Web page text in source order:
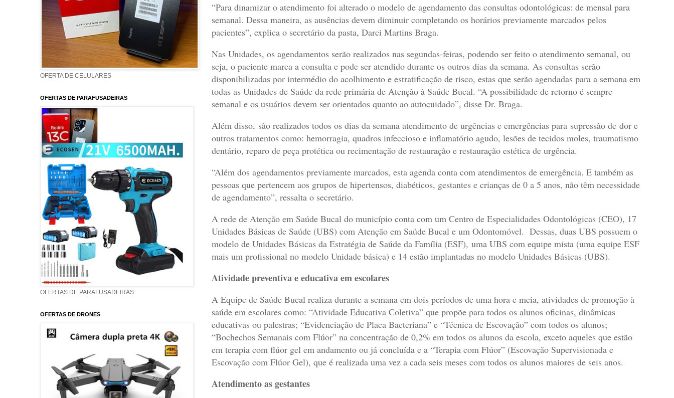
“Para dinamizar o atendimento foi alterado o modelo de agendamento das consultas odontológicas: de mensal para
semanal. Dessa maneira, as ausências devem diminuir completando os horários previamente marcados pelos
pacientes”, explica o secretário da pasta, Darci Martins Braga.
Nas Unidades, os agendamentos serão realizados nas segundas-feiras, podendo ser feito o atendimento semanal, ou
seja, o paciente marca a consulta e pode ser atendido durante os outros dias da semana. As consultas serão
disponibilizadas por intermédio do acolhimento e estratificação de risco, estas que serão agendadas para a semana em
todas as Unidades de Saúde da rede primária de Atenção à Saúde Bucal. “A possibilidade de retorno é sempre
semanal e os usuários devem ser orientados quanto ao autocuidado”, disse Dr. Braga.
Além disso, são realizados todos os dias da semana atendimento de urgências e emergências para supressão de dor e
outros tratamentos como: hemorragia, quadros infeccioso e inflamatório agudo, lesões de tecidos moles, traumatismo
dentário, reparo de peça protética ou recimentação de restauração e restauração estética de urgência.
“Além dos agendamentos previamente marcados, esta agenda conta com atendimentos de emergência. E também as
pessoas que pertencem aos grupos de hipertensos, diabéticos, gestantes e crianças de 0 a 5 anos, não têm necessidade
de agendamento”, ressalta o secretário.
A rede de Atenção em Saúde Bucal do município conta com um Centro de Especialidades Odontológicas (CEO), 17
Unidades Básicas de Saúde (UBS) com Atenção em Saúde Bucal e um Odontomóvel. Dessas, duas UBS possuem o
modelo de Unidades Básicas da Estratégia de Saúde da Família (ESF), uma UBS com equipe mista (uma equipe ESF
mais um profissional no modelo Unidade básica) e 14 estão implantadas no modelo Unidades Básicas (UBS).
Atividade preventiva e educativa em escolares
A Equipe de Saúde Bucal realiza durante a semana em dois períodos de uma hora e meia, atividades de promoção à
saúde em escolares como: “Atividade Educativa Coletiva” que propõe para todos os alunos oficinas, dinâmicas
educativas ou palestras; “Evidenciação de Placa Bacteriana” e “Técnica de Escovação” com todos os alunos;
“Bochechos Semanais com Flúor” na concentração de 0,2% em todos os alunos da escola, exceto aqueles que estão
em terapia com flúor gel em andamento ou já concluída e a “Terapia com Flúor” (Escovação Supervisionada e
Escovação com Flúor Gel), que é realizada uma vez a cada seis meses com todos os alunos maiores de seis anos.
Atendimento as gestantes
OFERTA DE CELULARES
OFERTAS DE PARAFUSADEIRAS
OFERTAS DE PARAFUSADEIRAS
OFERTAS DE DRONES